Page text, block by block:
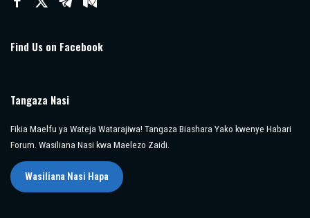
Find Us on Facebook
Tangaza Nasi
Fikia Maelfu ya Wateja Watarajiwa! Tangaza Biashara Yako kwenye Habari
Forum. Wasiliana Nasi kwa Maelezo Zaidi.
Wasiliana Nasi Hapa